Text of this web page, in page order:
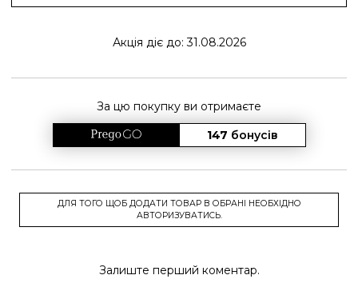
Акція діє до: 31.08.2026
За цю покупку ви отримаєте
147 бонусів
ДЛЯ ТОГО ЩОБ ДОДАТИ ТОВАР В ОБРАНІ НЕОБХІДНО
АВТОРИЗУВАТИСЬ.
Залиште перший коментар.